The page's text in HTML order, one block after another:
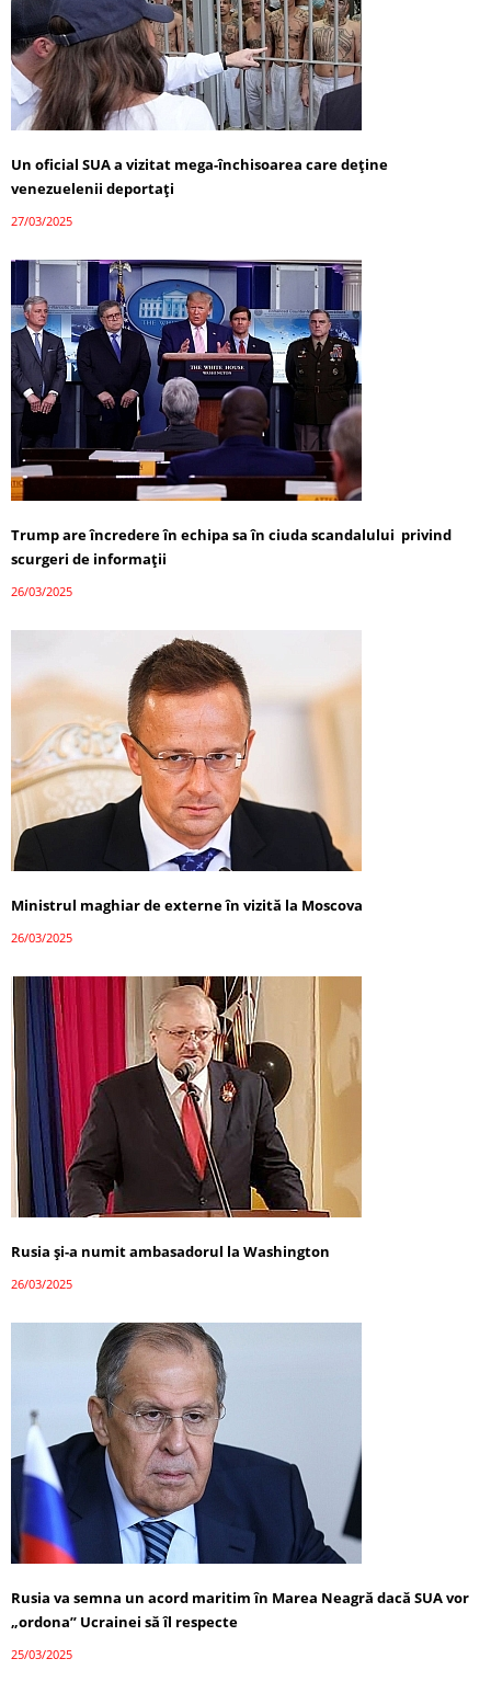
Un oficial SUA a vizitat mega-închisoarea care deține
venezuelenii deportați
27/03/2025
Trump are încredere în echipa sa în ciuda scandalului privind
scurgeri de informații
26/03/2025
Ministrul maghiar de externe în vizită la Moscova
26/03/2025
Rusia și-a numit ambasadorul la Washington
26/03/2025
Rusia va semna un acord maritim în Marea Neagră dacă SUA vor
„ordona” Ucrainei să îl respecte
25/03/2025